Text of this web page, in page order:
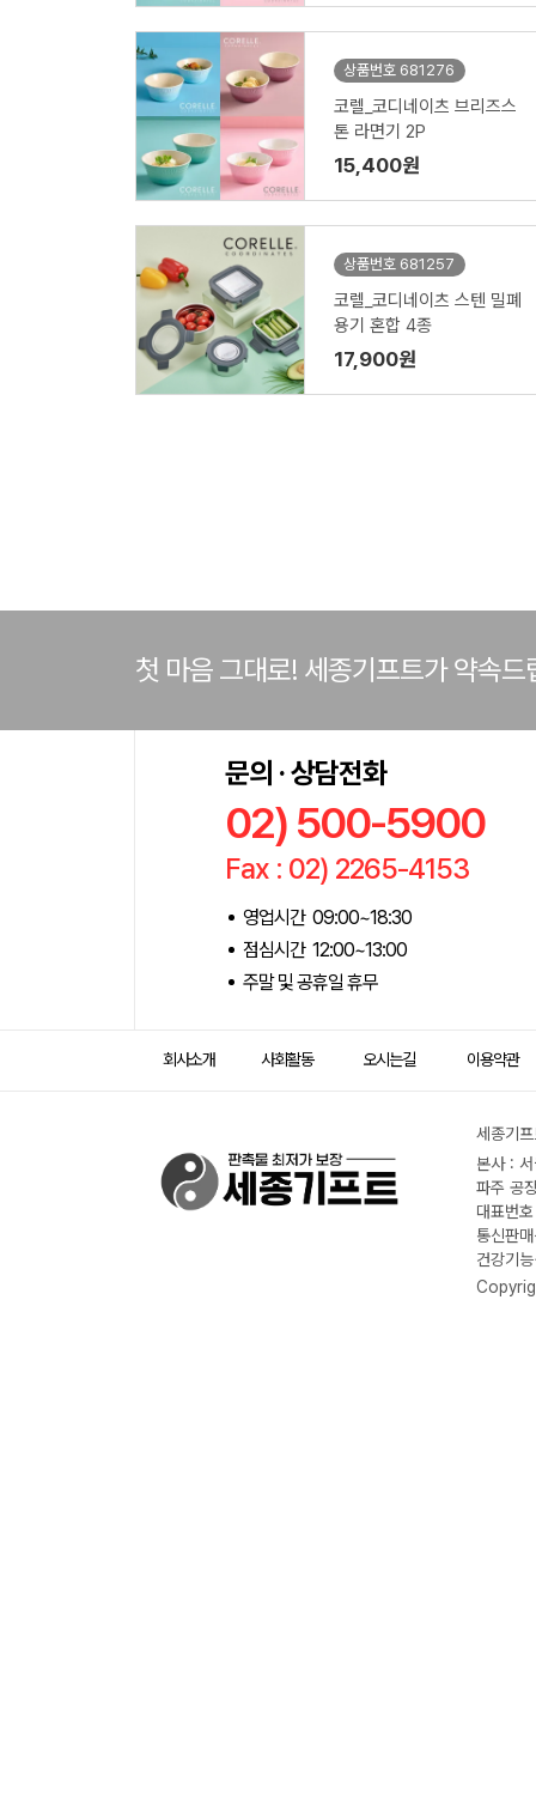
상품번호 681276
코렐_코디네이츠 브리즈스
톤 라면기 2P
15,400원
상품번호 681257
코렐_코디네이츠 스텐 밀폐
용기 혼합 4종
17,900원
첫 마음 그대로! 세종기프트가 약속드
문의 · 상담전화
02) 500-5900
Fax : 02) 2265-4153
영업시간 09:00~18:30
점심시간 12:00~13:00
주말 및 공휴일 휴무
회사소개 사회활동 오시는길 이용약관
세종기
본사 :
파주 공
대표번
통신판
건강기